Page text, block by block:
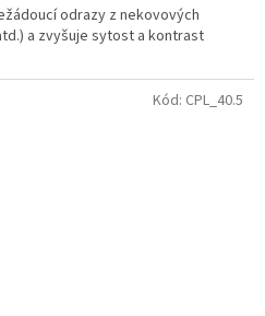
odrazy z nekovových
a zvyšuje sytost a kontrast
Kód: CPL_40.5